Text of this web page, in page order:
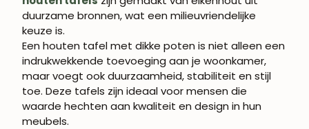
duurzame bronnen, wat een milieuvriendelijke
keuze is.
Een houten tafel met dikke poten is niet alleen een
indrukwekkende toevoeging aan je woonkamer,
maar voegt ook duurzaamheid, stabiliteit en stijl
toe. Deze tafels zijn ideaal voor mensen die
waarde hechten aan kwaliteit en design in hun
meubels.
ABONNEREN